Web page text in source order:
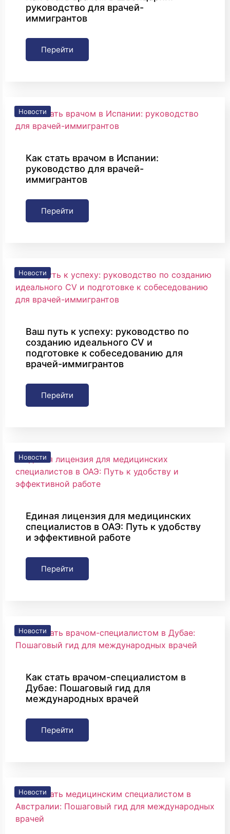
руководство для врачей-
иммигрантов
Перейти
Новости
Как стать врачом в Испании:
руководство для врачей-
иммигрантов
Перейти
Новости
Ваш путь к успеху: руководство по
созданию идеального CV и
подготовке к собеседованию для
врачей-иммигрантов
Перейти
Новости
Единая лицензия для медицинских
специалистов в ОАЭ: Путь к удобству
и эффективной работе
Перейти
Новости
Как стать врачом-специалистом в
Дубае: Пошаговый гид для
международных врачей
Перейти
Новости